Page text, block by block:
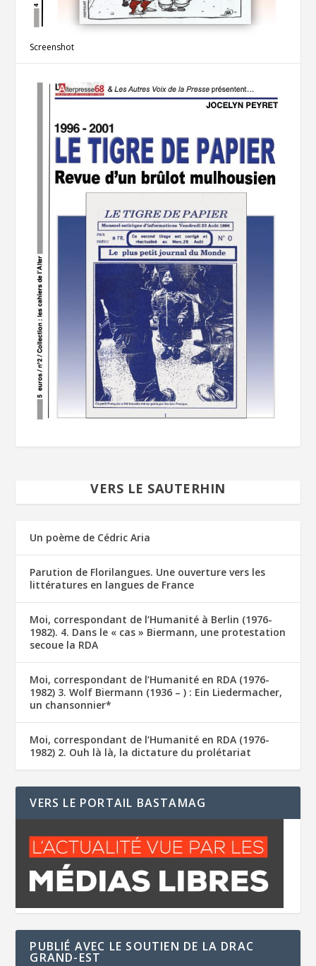
Screenshot
VERS LE SAUTERHIN
Un poème de Cédric Aria
Parution de Florilangues. Une ouverture vers les
littératures en langues de France
Moi, correspondant de l’Humanité à Berlin (1976-
1982). 4. Dans le « cas » Biermann, une protestation
secoue la RDA
Moi, correspondant de l’Humanité en RDA (1976-
1982) 3. Wolf Biermann (1936 – ) : Ein Liedermacher,
un chansonnier*
Moi, correspondant de l’Humanité en RDA (1976-
1982) 2. Ouh là là, la dictature du prolétariat
VERS LE PORTAIL BASTAMAG
PUBLIÉ AVEC LE SOUTIEN DE LA DRAC
GRAND-EST